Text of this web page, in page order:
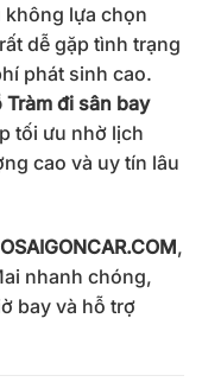
không lựa chọn
dễ gặp tình trạng
phát sinh cao.
Tràm đi sân bay
tối ưu nhờ lịch
cao và uy tín lâu
,
nhanh chóng,
bay và hỗ trợ